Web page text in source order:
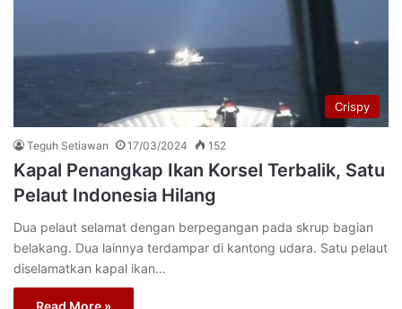
Crispy
Teguh Setiawan 17/03/2024 152
Kapal Penangkap Ikan Korsel Terbalik, Satu
Pelaut Indonesia Hilang
Dua pelaut selamat dengan berpegangan pada skrup bagian
belakang. Dua lainnya terdampar di kantong udara. Satu pelaut
diselamatkan kapal ikan…